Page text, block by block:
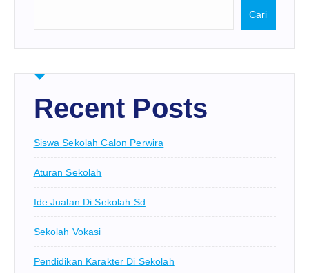
Cari
Recent Posts
Siswa Sekolah Calon Perwira
Aturan Sekolah
Ide Jualan Di Sekolah Sd
Sekolah Vokasi
Pendidikan Karakter Di Sekolah